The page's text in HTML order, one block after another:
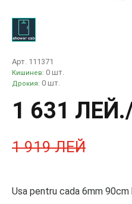
Арт. 111371
Кишинев: 0 шт.
Дрокия: 0 шт.
1 631 ЛЕЙ
1 919 ЛЕЙ
Usa pentru cada 6mm